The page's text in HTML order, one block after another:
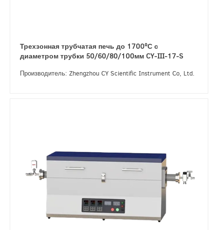
Трехзонная трубчатая печь до 1700ºС с
диаметром трубки 50/60/80/100мм CY-III-17-S
Производитель: Zhengzhou CY Scientific Instrument Co, Ltd.